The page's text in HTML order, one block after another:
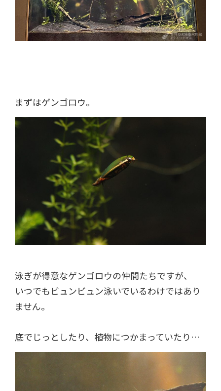
まずはゲンゴロウ。
泳ぎが得意なゲンゴロウの仲間たちですが、
いつでもビュンビュン泳いでいるわけではあり
ません。
底でじっとしたり、植物につかまっていたり…